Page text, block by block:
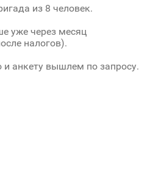
из 8 человек.
уже через месяц
налогов).
анкету вышлем по запросу.